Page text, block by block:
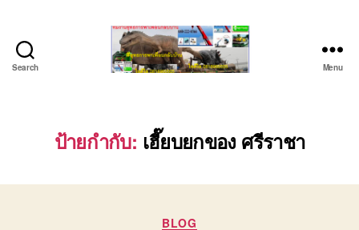
Search
ยก
ของ
ติดต่อ
0640711613,
Menu
ป้ายกำกับ: เฮี๊ยบยกของ ศรีราชา
Categories
BLOG